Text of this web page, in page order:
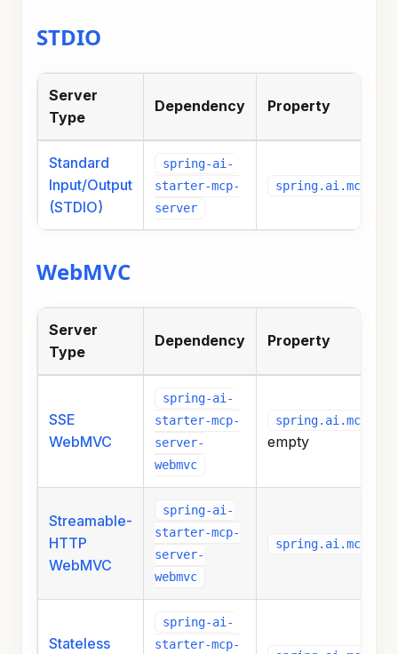
STDIO
Server
Type
Dependency Property
Standard
Input/Output
(STDIO)
spring-ai-
starter-mcp-
server
WebMVC
Server
Type
Dependency Property
SSE
WebMVC
spring-ai-
starter-mcp-
server-
webmvc
empty
Streamable-
HTTP
WebMVC
spring-ai-
starter-mcp-
server-
webmvc
Stateless
spring-ai-
starter-mcp-